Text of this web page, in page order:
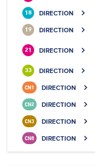
18 DIRECTION
19 DIRECTION
21 DIRECTION
33 DIRECTION
CN1 DIRECTION
CN2 DIRECTION
CN3 DIRECTION
CN8 DIRECTION